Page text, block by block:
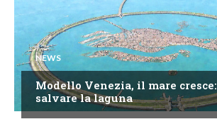
NEWS
Modello Venezia, il mare
salvare la laguna